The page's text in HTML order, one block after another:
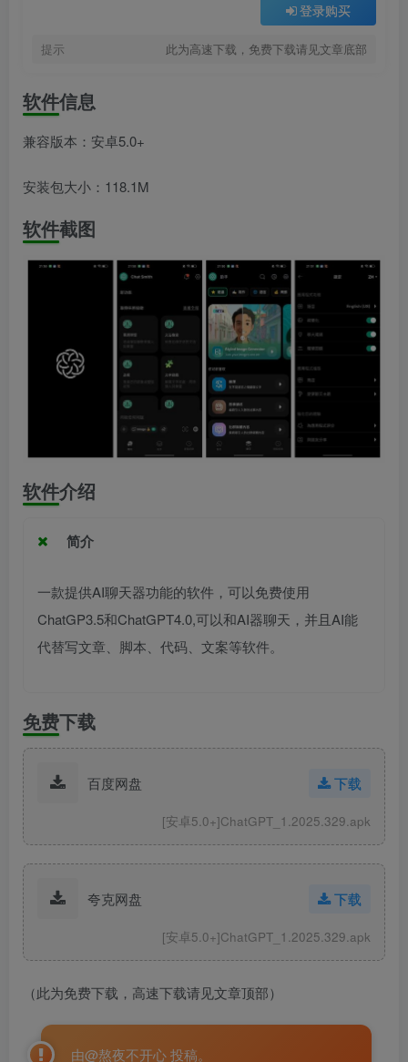
登录购买
提示 此为高速下载，免费下载请见文章底部
软件信息
兼容版本：安卓5.0+
安装包大小：118.1M
软件截图
软件介绍
简介
一款提供AI聊天器功能的软件，可以免费使用
ChatGP3.5和ChatGPT4.0,可以和AI器聊天，并且AI能
代替写文章、脚本、代码、文案等软件。
免费下载
百度网盘 下载
[安卓5.0+]ChatGPT_1.2025.329.apk
夸克网盘 下载
[安卓5.0+]ChatGPT_1.2025.329.apk
（此为免费下载，高速下载请见文章顶部）
由@熬夜不开心 投稿。